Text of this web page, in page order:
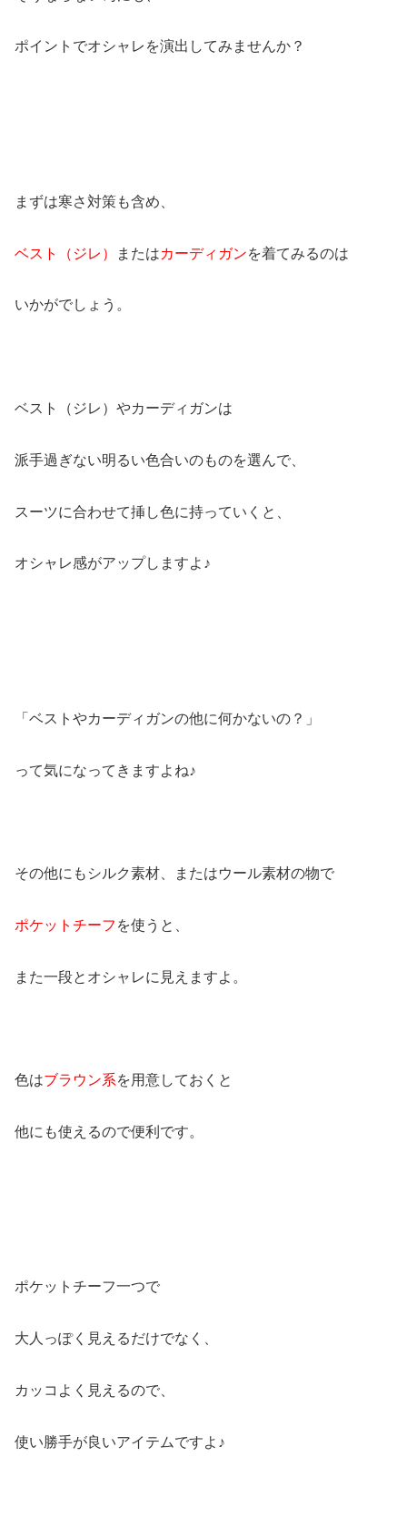
ポイントでオシャレを演出してみませんか？
まずは寒さ対策も含め、
ベスト（ジレ） またはカーディガンを着てみるのは
いかがでしょう。
ベスト（ジレ）やカーディガンは
派手過ぎない明るい色合いのものを選んで、
スーツに合わせて挿し色に持っていくと、
オシャレ感がアップしますよ♪
「ベストやカーディガンの他に何かないの？」
って気になってきますよね♪
その他にもシルク素材、またはウール素材の物で
ポケットチーフ を使うと、
また一段とオシャレに見えますよ。
色はブラウン系を用意しておくと
他にも使えるので便利です。
ポケットチーフ一つで
大人っぽく見えるだけでなく、
カッコよく見えるので、
使い勝手が良いアイテムですよ♪